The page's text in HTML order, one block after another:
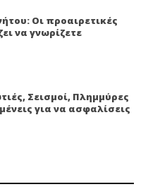
Οι προαιρετικές
να γνωρίζετε
Σεισμοί, Πλημμύρες
για να ασφαλίσεις